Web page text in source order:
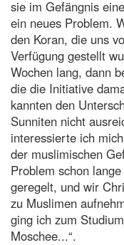
sie im Gefängnis
ein neues Problem.
den Koran, die uns
Verfügung gestellt
Wochen lang, dann
die die Initiative
kannten den
Sunniten nicht
interessierte ich
der muslimischen
Problem schon
geregelt, und wir
zu Muslimen
ging ich zum
Moschee...“.